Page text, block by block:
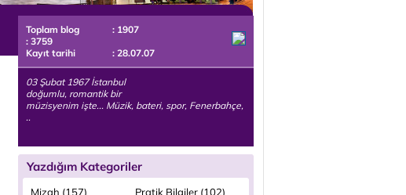
Toplam blog
: 1907
: 3759
Kayıt tarihi
: 28.07.07
03 Şubat 1967 İstanbul
doğumlu, romantik bir
müzisyenim işte... Müzik, bateri, spor, Fenerbahçe,
..
Yazdığım Kategoriler
Mizah (157)
Pratik Bilgiler (102)